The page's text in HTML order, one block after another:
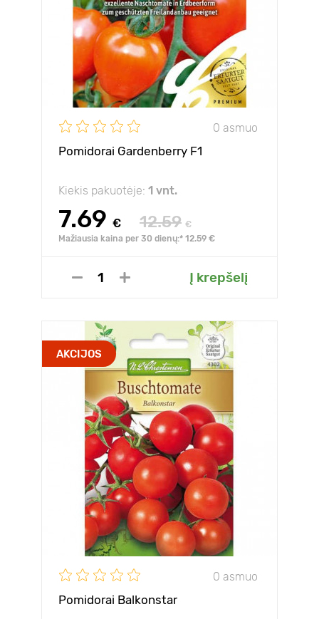
0 asmuo
Pomidorai Gardenberry F1
Kiekis pakuotėje: 1 vnt.
7.69 € 12.59 €
Mažiausia kaina per 30 dienų:* 12.59 €
Į krepšelį
AKCIJOS
0 asmuo
Pomidorai Balkonstar